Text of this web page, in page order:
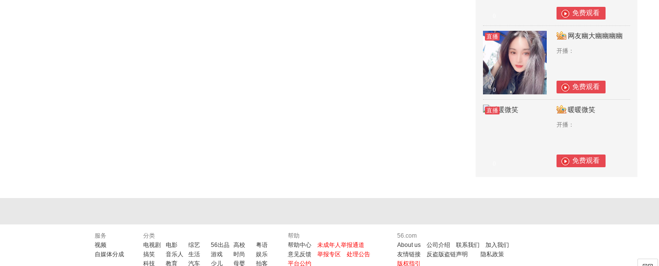
免费观看
直播
0
网友幽大幽幽幽幽
开播：
免费观看
直播 暖暖微笑
开播：
免费观看
服务
视频
自媒体分成
分类
电视剧
电影 综艺 56出品 高校
粤语
搞笑
音乐人 生活 游戏 时尚
娱乐
科技
教育 汽车 少儿 母婴 拍客
帮助
帮助中心
未成年人举报通道
意见反馈
举报专区
处理公告
平台公约
56.com
About us
公司介绍 联系我们
加入我们
友情链接
反盗版盗链声明
隐私政策
版权指引